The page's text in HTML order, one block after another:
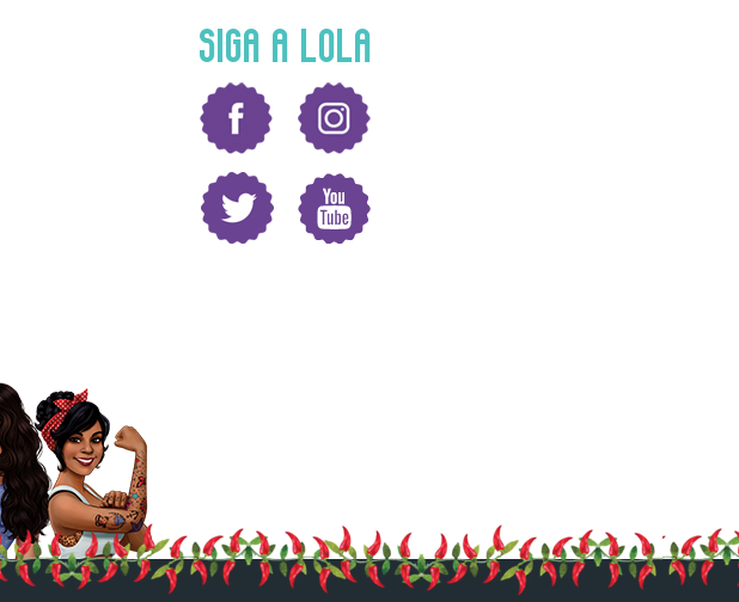
SIGA A LOLA